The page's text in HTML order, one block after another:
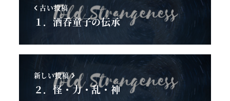
古い投稿
１．酒呑童子の伝承
新しい投稿
２．怪・力・乱・神